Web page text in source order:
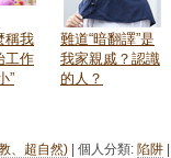
稱我
工作
”
難道“暗翻譯”是
我家親戚？認識
的人？
、超自然) | 個人分類: 陷阱 |